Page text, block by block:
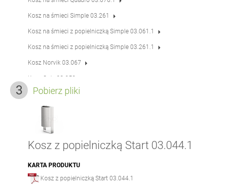
Kosz na śmieci Simple 03.261
Kosz na śmieci z popielniczką Simple 03.061.1
Kosz na śmieci z popielniczką Simple 03.261.1
Kosz Norvik 03.067
Kosz Onis 03.058
Kosz Pavo 03.063
Kosz Pavo 03.063.1
Kosz Photon 03.009
Kosz Porto 03.093
Kosz Revo 03.038
Pobierz pliki
Kosz z popielniczką Start 03.044.1
KARTA PRODUKTU
Kosz z popielniczką Start 03.044.1